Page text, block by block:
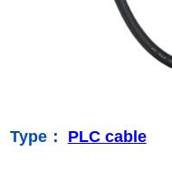
Type： PLC cable